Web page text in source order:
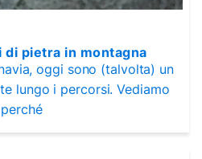
pietra in montagna
oggi sono (talvolta) un
lungo i percorsi. Vediamo
perché